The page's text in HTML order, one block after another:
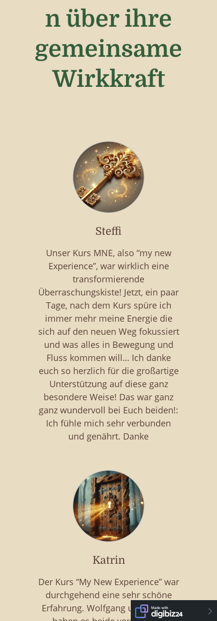
n über ihre
gemeinsame
Wirkkraft
Steffi
Unser Kurs MNE, also “my new
Experience”, war wirklich eine
transformierende
Überraschungskiste! Jetzt, ein paar
Tage, nach dem Kurs spüre ich
immer mehr meine Energie die
sich auf den neuen Weg fokussiert
und was alles in Bewegung und
Fluss kommen will… Ich danke
euch so herzlich für die großartige
Unterstützung auf diese ganz
besondere Weise! Das war ganz
ganz wundervoll bei Euch beiden!:
Ich fühle mich sehr verbunden
und genährt. Danke
Katrin
Der Kurs “My New Experience” war
durchgehend eine sehr schöne
Erfahrung. Wolfgang und Andrea